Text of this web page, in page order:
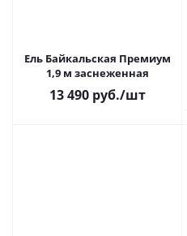
Ель Байкальская Премиум
1,9 м заснеженная
13 490 руб./шт